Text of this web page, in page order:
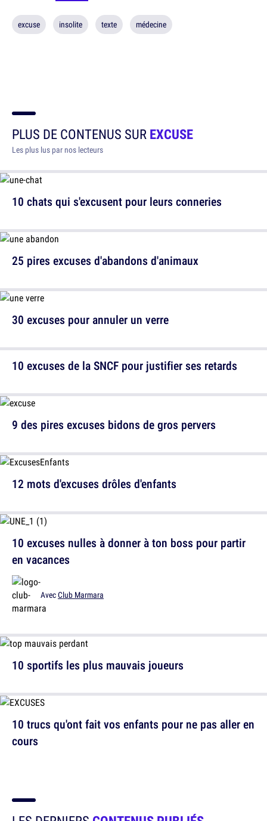
excuse insolite texte médecine
PLUS DE CONTENUS SUREXCUSE
Les plus lus par nos lecteurs
10 chats qui s'excusent pour leurs conneries
30 excuses pour annuler un verre
9 des pires excuses bidons de gros pervers
10 excuses nulles à donner à ton boss pour partir
en vacances
AvecClub Marmara
10 trucs qu'ont fait vos enfants pour ne pas aller en
cours
25 pires excuses d'abandons d'animaux
10 excuses de la SNCF pour justifier ses retards
12 mots d'excuses drôles d'enfants
10 sportifs les plus mauvais joueurs